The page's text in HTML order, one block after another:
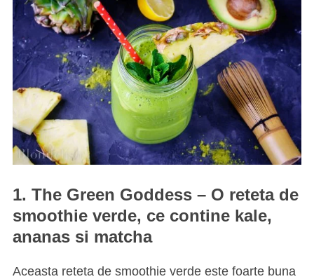
1. The Green Goddess – O reteta de
smoothie verde, ce contine kale,
ananas si matcha
Aceasta reteta de smoothie verde este foarte buna